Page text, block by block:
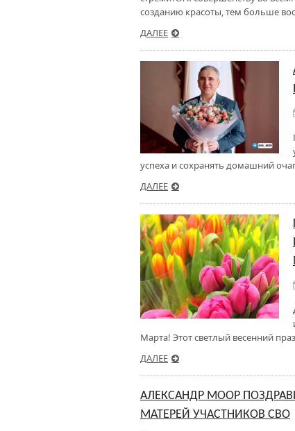
созданию красоты, тем больше
ДАЛЕЕ
успеха и сохранять домашний
ДАЛЕЕ
Марта! Этот светлый весенний
ДАЛЕЕ
АЛЕКСАНДР МООР
МАТЕРЕЙ УЧАСТНИКОВ СВО